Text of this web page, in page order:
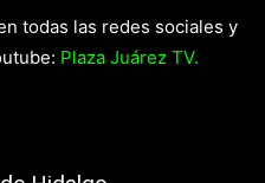
todas las redes sociales y
Plaza Juárez TV.